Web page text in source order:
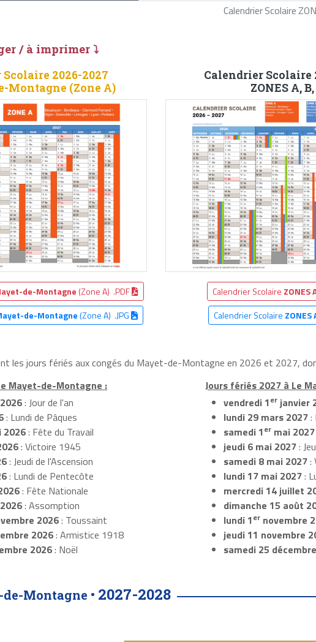
Calendrier Scolaire
/ à imprimer ⤵
2026-2027
Montagne (Zone A)
de-Montagne (Zone A) .PDF
de-Montagne(Zone A) .JPG
Calendrier Scolaire
ZONES A, B,
Calendrier Scolaire ZONES
Calendrier Scolaire ZONES
les jours fériés aux congés du Mayet-de-Montagne en 2026 et 2027,
Mayet-de-Montagne :
: Jour de l'an
: Lundi de Pâques
: Fête du Travail
: Victoire 1945
: Jeudi de l'Ascension
: Lundi de Pentecôte
: Fête Nationale
: Assomption
2026: Toussaint
2026: Armistice 1918
2026: Noël
Jours fériés 2027 à Le
vendredi 1er janvier
lundi 29 mars 2027:
samedi 1er mai 2027
jeudi 6 mai 2027:
samedi 8 mai 2027:
lundi 17 mai 2027:
mercredi 14 juillet
dimanche 15 août
lundi 1er novembre
jeudi 11 novembre
samedi 25
Montagne • 2027-2028